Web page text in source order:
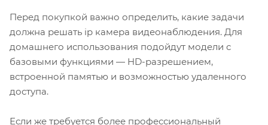
Перед покупкой важно определить, какие задачи
должна решать ip камера видеонаблюдения. Для
домашнего использования подойдут модели с
базовыми функциями — HD-разрешением,
встроенной памятью и возможностью удаленного
доступа.
Если же требуется более профессиональный